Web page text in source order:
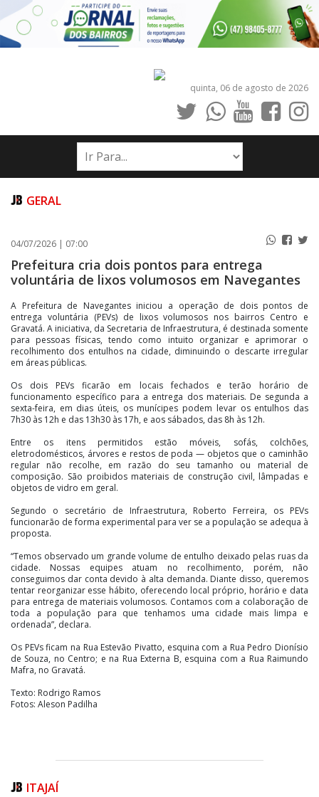
quinta, 06 de agosto de 2026
INÍCIO
NOTÍCIAS
GERAL
04/07/2026 | 07:00
Prefeitura cria dois pontos para entrega
voluntária de lixos volumosos em Navegantes
A Prefeitura de Navegantes iniciou a operação de dois pontos de
entrega voluntária (PEVs) de lixos volumosos nos bairros Centro e
Gravatá. A iniciativa, da Secretaria de Infraestrutura, é destinada somente
para pessoas físicas, tendo como intuito organizar e aprimorar o
recolhimento dos entulhos na cidade, diminuindo o descarte irregular
em áreas públicas.
Os dois PEVs ficarão em locais fechados e terão horário de
funcionamento específico para a entrega dos materiais. De segunda a
sexta-feira, em dias úteis, os munícipes podem levar os entulhos das
7h30 às 12h e das 13h30 às 17h, e aos sábados, das 8h às 12h.
Entre os itens permitidos estão móveis, sofás, colchões,
eletrodomésticos, árvores e restos de poda — objetos que o caminhão
regular não recolhe, em razão do seu tamanho ou material de
composição. São proibidos materiais de construção civil, lâmpadas e
objetos de vidro em geral.
Segundo o secretário de Infraestrutura, Roberto Ferreira, os PEVs
funcionarão de forma experimental para ver se a população se adequa à
proposta.
“Temos observado um grande volume de entulho deixado pelas ruas da
cidade. Nossas equipes atuam no recolhimento, porém, não
conseguimos dar conta devido à alta demanda. Diante disso, queremos
tentar reorganizar esse hábito, oferecendo local próprio, horário e data
para entrega de materiais volumosos. Contamos com a colaboração de
toda a população para que tenhamos uma cidade mais limpa e
ordenada”, declara.
Os PEVs ficam na Rua Estevão Pivatto, esquina com a Rua Pedro Dionísio
de Souza, no Centro; e na Rua Externa B, esquina com a Rua Raimundo
Mafra, no Gravatá.
Texto: Rodrigo Ramos
Fotos: Aleson Padilha
ITAJAÍ